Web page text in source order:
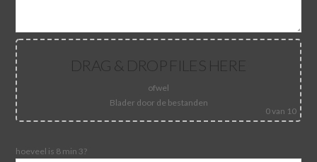
DRAG & DROP FILES HERE
ofwel
Blader door de bestanden
0van 10
hoeveel is 8 min 3?